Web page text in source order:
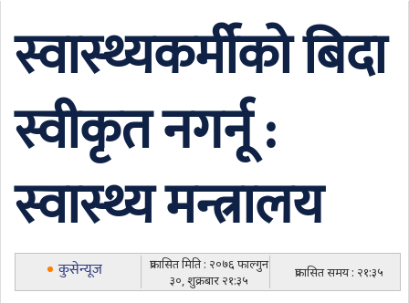
स्वास्थ्यकर्मीको बिदा
स्वीकृत नगर्नू :
स्वास्थ्य मन्त्रालय
कुसेन्यूज
प्रकासित मिति : २०७६ फाल्गुन
३०, शुक्रबार २१:३५
प्रकासित समय : २१:३५